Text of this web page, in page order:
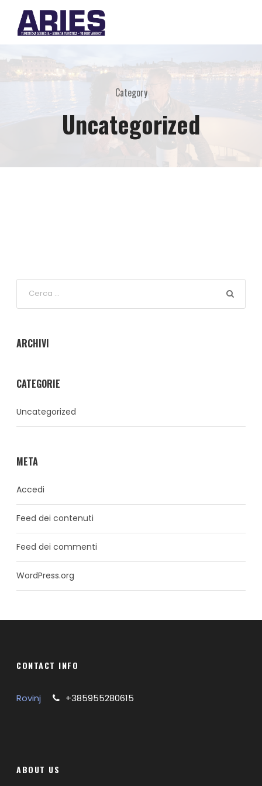
Category
Uncategorized
ARCHIVI
CATEGORIE
Uncategorized
META
Accedi
Feed dei contenuti
Feed dei commenti
WordPress.org
CONTACT INFO
Rovinj +385955280615
ABOUT US